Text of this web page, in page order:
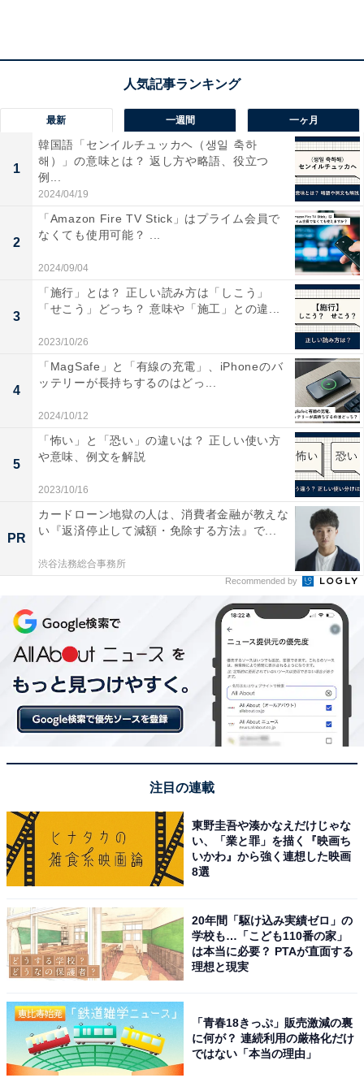
この副業にかかった初期費用は2000円とのことです。
2年ブログをやってみて、合計で得た収益は数百円。
「全然収益にならない」と話し、「収益にならないか
ら」という理由で、現在は更新の頻度を減らしていると
在宅でできる副業として挑戦しやすいブログですが、大
きな収益を生み出すまではなかなか大変な道のりのよう
です。最後にブログでの副業の良いところやおすすめポ
イントを聞くと、「始めるためのハードルが低いこと」
と教えてくれました。
※回答者コメントは原文ママです
【おすすめ記事】
年収500万円台の会社員、ブログ収益化で「月1万円の副
収入」 副業のリアルを聞いた
・
YouTube登録者数4000人でも「収益は年1万円」 本業年
収300万円台、副業YouTuberのリアルを聞いた
・
本業年収200万円台のサッカーコーチ、Instagramで「半
年で1万円の収益」 副業のリアルを聞いた
益は半年で500円」 副業のリアルを聞いた
・
年収400万円台、本業・ドライバー。YouTuberに挑戦も
「3カ月で収益ゼロ」 副業のリアルを聞いた
最新 一週間 一ヶ月
1
韓国語「センイルチュッカヘ（생일 축하
해）」の意味とは？ 返し方や略語、役立つ
例...
2024/04/19
2
「Amazon Fire TV Stick」はプライム会員で
なくても使用可能？ ...
2024/09/04
3
「施行」とは？ 正しい読み方は「しこう」
「せこう」どっち？ 意味や「施工」との違...
2023/10/26
4
「MagSafe」と「有線の充電」、iPhoneのバ
ッテリーが長持ちするのはどっ...
2024/10/12
5
「怖い」と「恐い」の違いは？ 正しい使い方
や意味、例文を解説
2023/10/16
PR
カードローン地獄の人は、消費者金融が教えな
い『返済停止して減額・免除する方法』で...
渋谷法務総合事務所
Recommended by
注目の連載
東野圭吾や湊かなえだけじゃな
い、「業と罪」を描く『映画ち
いかわ』から強く連想した映画
8選
20年間「駆け込み実績ゼロ」の
学校も…「こども110番の家」
は本当に必要？ PTAが直面する
理想と現実
「青春18きっぷ」販売激減の裏
に何が？ 連続利用の厳格化だけ
ではない「本当の理由」